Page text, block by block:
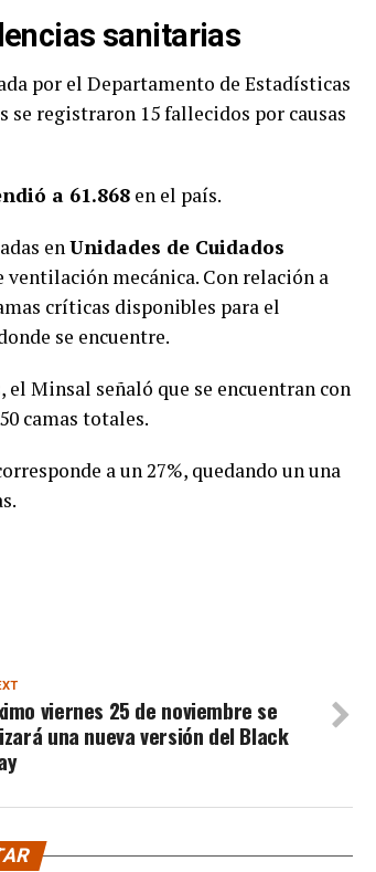
sanitarias
por el Departamento de Estadísticas
se registraron 15 fallecidos por causas
a 61.868 en el país.
enUnidades de Cuidados
ventilación mecánica. Con relación a
críticas disponibles para el
se encuentre.
Minsal señaló que se encuentran con
camas totales.
a un 27%, quedando un una
viernes 25 de noviembre se
una nueva versión del Black